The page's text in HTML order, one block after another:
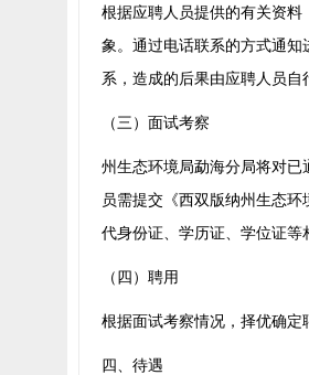
根据应聘人员提供的有关资
象。通过电话联系的方式通
系，造成的后果由应聘人员自
（三）面试考察
州生态环境局勐海分局将对
员需提交《西双版纳州生态
代身份证、学历证、学位证
（四）聘用
根据面试考察情况，择优确
四、待遇